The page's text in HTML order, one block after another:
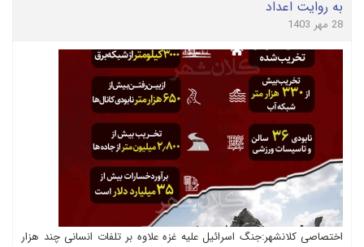
به روایت اعداد
28 مهر 1403
اختصاصی کلانشهر:جنگ اسرائیل علیه غزه علاوه بر تلفات انسانی چند هزار